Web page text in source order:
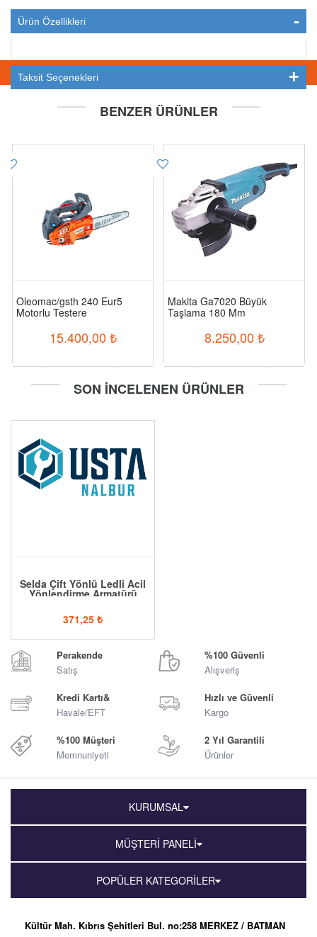
Ürün Özellikleri
Taksit Seçenekleri
BENZER ÜRÜNLER
Oleomac/gsth 240 Eur5
Motorlu Testere
15.400,00 ₺
Makita Ga7020 Büyük
Taşlama 180 Mm
8.250,00 ₺
SON İNCELENEN ÜRÜNLER
Selda Çift Yönlü Ledli Acil
Yönlendirme Armatürü
371,25 ₺
Perakende
Satış
%100 Güvenli
Alışveriş
Kredi Kartı&
Havale/EFT
Hızlı ve Güvenli
Kargo
%100 Müşteri
Memnuniyeti
2 Yıl Garantili
Ürünler
KURUMSAL
MÜŞTERİ PANELİ
POPÜLER KATEGORİLER
Kültür Mah. Kıbrıs Şehitleri Bul. no:258 MERKEZ / BATMAN